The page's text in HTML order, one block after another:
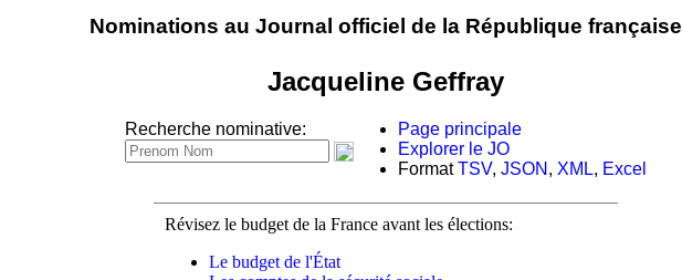
Nominations au Journal officiel de la République française
Jacqueline Geffray
Recherche nominative:
Page principale
Explorer le JO
FormatTSV, JSON , XML, Excel
Révisez le budget de la France avant les élections:
Le budget de l'État